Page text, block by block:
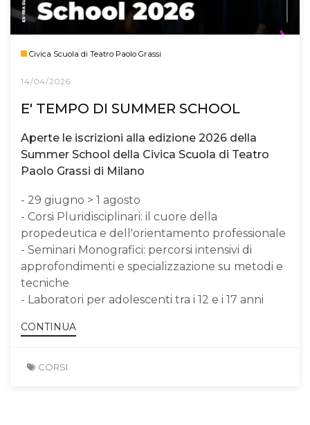
Civica Scuola di Teatro Paolo Grassi
14/04/2026
E' TEMPO DI SUMMER SCHOOL
Aperte le iscrizioni alla edizione 2026 della
Summer School della Civica Scuola di Teatro
Paolo Grassi di Milano
- 29 giugno > 1 agosto
- Corsi Pluridisciplinari: il cuore della
propedeutica e dell'orientamento professionale
- Seminari Monografici: percorsi intensivi di
approfondimenti e specializzazione su metodi e
tecniche
- Laboratori per adolescenti tra i 12 e i 17 anni
CONTINUA
CORSI